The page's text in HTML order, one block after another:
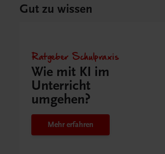
Gut zu wissen
Ratgeber Schulpraxis
Wie mit KI im
Unterricht
umgehen?
Mehr erfahren